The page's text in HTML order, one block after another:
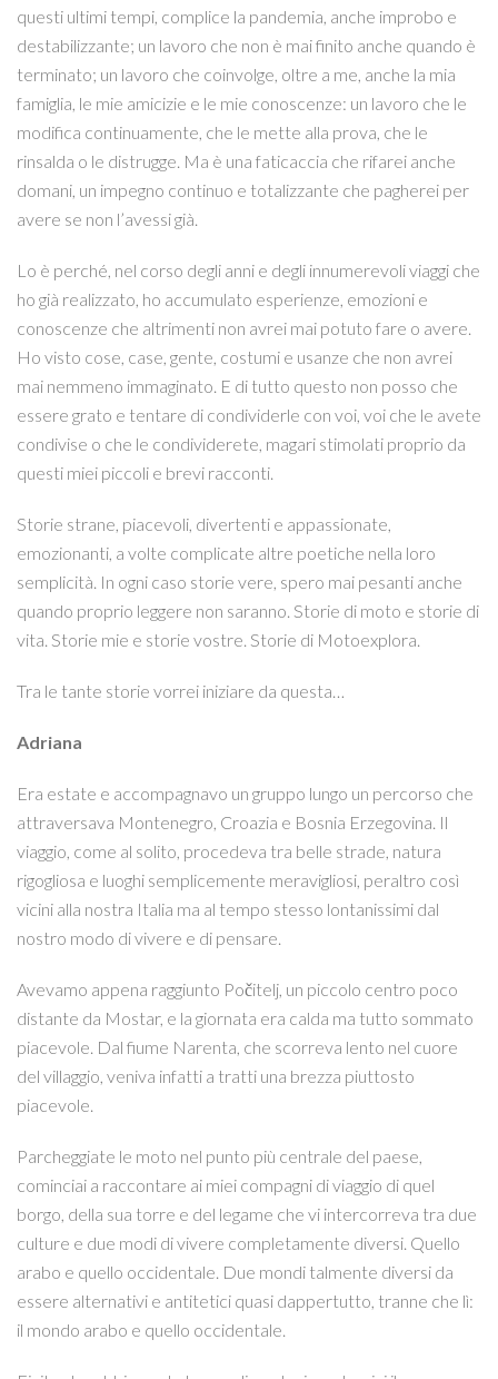
questi ultimi tempi, complice la pandemia, anche improbo e
destabilizzante; un lavoro che non è mai finito anche quando è
terminato; un lavoro che coinvolge, oltre a me, anche la mia
famiglia, le mie amicizie e le mie conoscenze: un lavoro che le
modifica continuamente, che le mette alla prova, che le
rinsalda o le distrugge. Ma è una faticaccia che rifarei anche
domani, un impegno continuo e totalizzante che pagherei per
avere se non l’avessi già.
Lo è perché, nel corso degli anni e degli innumerevoli viaggi che
ho già realizzato, ho accumulato esperienze, emozioni e
conoscenze che altrimenti non avrei mai potuto fare o avere.
Ho visto cose, case, gente, costumi e usanze che non avrei
mai nemmeno immaginato. E di tutto questo non posso che
essere grato e tentare di condividerle con voi, voi che le avete
condivise o che le condividerete, magari stimolati proprio da
questi miei piccoli e brevi racconti.
Storie strane, piacevoli, divertenti e appassionate,
emozionanti, a volte complicate altre poetiche nella loro
semplicità. In ogni caso storie vere, spero mai pesanti anche
quando proprio leggere non saranno. Storie di moto e storie di
vita. Storie mie e storie vostre. Storie di Motoexplora.
Tra le tante storie vorrei iniziare da questa…
Adriana
Era estate e accompagnavo un gruppo lungo un percorso che
attraversava Montenegro, Croazia e Bosnia Erzegovina. Il
viaggio, come al solito, procedeva tra belle strade, natura
rigogliosa e luoghi semplicemente meravigliosi, peraltro così
vicini alla nostra Italia ma al tempo stesso lontanissimi dal
nostro modo di vivere e di pensare.
Avevamo appena raggiunto Počitelj, un piccolo centro poco
distante da Mostar, e la giornata era calda ma tutto sommato
piacevole. Dal fiume Narenta, che scorreva lento nel cuore
del villaggio, veniva infatti a tratti una brezza piuttosto
piacevole.
Parcheggiate le moto nel punto più centrale del paese,
cominciai a raccontare ai miei compagni di viaggio di quel
borgo, della sua torre e del legame che vi intercorreva tra due
culture e due modi di vivere completamente diversi. Quello
arabo e quello occidentale. Due mondi talmente diversi da
essere alternativi e antitetici quasi dappertutto, tranne che lì:
il mondo arabo e quello occidentale.